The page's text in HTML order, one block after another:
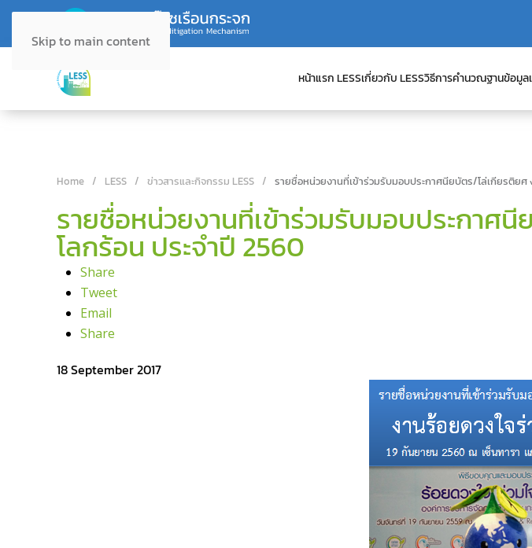
Skip to main content
หน้าแรก LESSเกี่ยวกับ LESSวิธีการคำนวณฐานข้อมู
Home LESS ข่าวสารและกิจกรรม LESS รายชื่อหน่วยงานที่เข้าร่วมรับมอบประกาศนียบัตร/โล่เกียรติยศ
รายชื่อหน่วยงานที่เข้าร่วมรับมอบประกาศ
โลกร้อน ประจำปี 2560
Share
Tweet
Email
Share
18 September 2017